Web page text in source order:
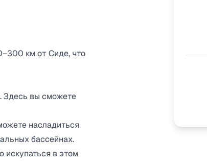
км от Сиде, что
Здесь вы сможете
насладиться
бассейнах.
в этом